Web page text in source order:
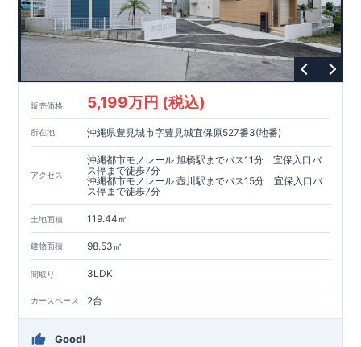
販売価格 5,199万円 (税込)
所在地 沖縄県豊見城市字豊見城宜保原527番3(地番)
アクセス
沖縄都市モノレール 旭橋駅までバス11分 宜保入口バ
ス停まで徒歩7分
沖縄都市モノレール 壺川駅までバス15分 宜保入口バ
ス停まで徒歩7分
土地面積 119.44㎡
建物面積 98.53㎡
間取り 3LDK
カースペース 2台
Good!